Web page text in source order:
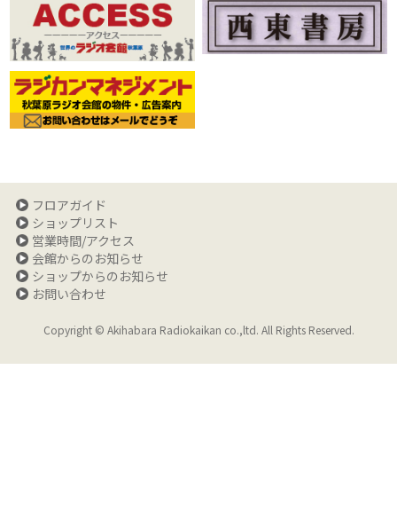
フロアガイド
ショップリスト
営業時間/アクセス
会館からのお知らせ
ショップからのお知らせ
お問い合わせ
Copyright © Akihabara Radiokaikan co.,ltd. All Rights Reserved.